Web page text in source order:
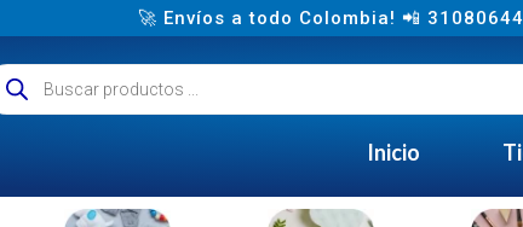
🚀 Envíos a todo Colombia! 📲
Inicio